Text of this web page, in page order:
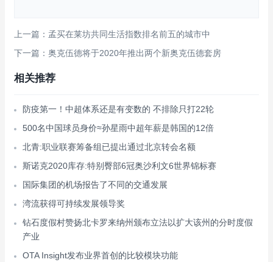
上一篇：孟买在莱坊共同生活指数排名前五的城市中
下一篇：奥克伍德将于2020年推出两个新奥克伍德套房
相关推荐
防疫第一！中超体系还是有变数的 不排除只打22轮
500名中国球员身价≈孙星雨中超年薪是韩国的12倍
北青:职业联赛筹备组已提出通过北京转会名额
斯诺克2020库存:特别臀部6冠奥沙利文6世界锦标赛
国际集团的机场报告了不同的交通发展
湾流获得可持续发展领导奖
钻石度假村赞扬北卡罗来纳州颁布立法以扩大该州的分时度假
产业
OTA Insight发布业界首创的比较模块功能